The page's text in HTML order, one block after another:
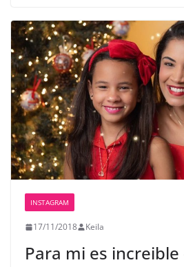
INSTAGRAM
17/11/2018 Keila
Para mi es